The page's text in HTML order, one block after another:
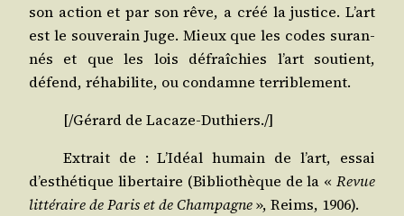
son action et par son rêve, a créé la jus­tice. L’art
est le sou­ve­rain Juge. Mieux que les codes sur­an­
nés et que les lois défraî­chies l’art sou­tient,
défend, réha­bi­lite, ou condamne terriblement.
[/​Gérard de Lacaze-Duthiers./​]
Extrait de :L’Idéal humain de l’art, essai
d’esthétique liber­taire (Biblio­thèque de la «Revue
lit­té­raire de Paris et de Cham­pagne», Reims, 1906).